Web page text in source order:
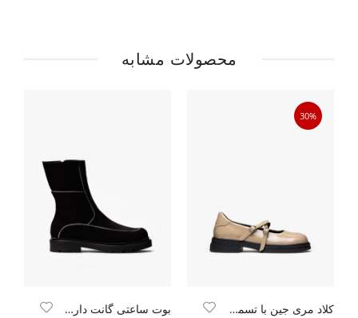
محصولات مشابه
30%
کلاد مری جین با تسمه ضربدری کرم ورنی طبیعی بوت ساعتی گانت دار زیپی مشکی نبوک